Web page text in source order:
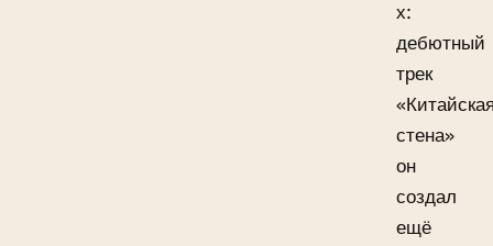
х:
дебютный
трек
стена»
он
создал
ещё